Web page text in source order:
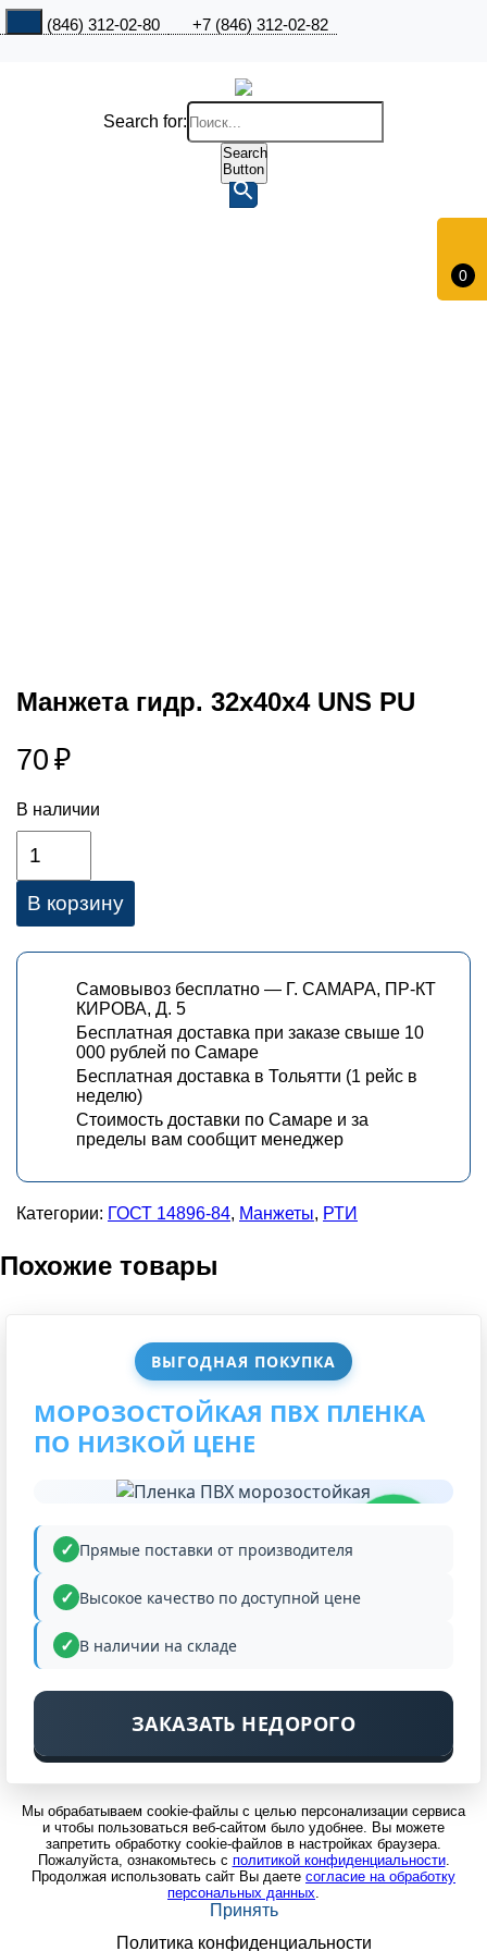
+7 (846) 312-02-80 +7 (846) 312-02-82
0
Search for:
Search
Button
ВЫГОДНАЯ ПОКУПКА
МОРОЗОСТОЙКАЯ ПВХ ПЛЕНКА
ПО НИЗКОЙ ЦЕНЕ
Прямые поставки от производителя
Высокое качество по доступной цене
В наличии на складе
ЗАКАЗАТЬ НЕДОРОГО
Манжета гидр. 32х40х4 UNS PU
70 ₽
В наличии
В корзину
Самовывоз бесплатно — Г. САМАРА, ПР-КТ
КИРОВА, Д. 5
Бесплатная доставка при заказе свыше 10
000 рублей по Самаре
Бесплатная доставка в Тольятти (1 рейс в
неделю)
Стоимость доставки по Самаре и за
пределы вам сообщит менеджер
Категории: ГОСТ 14896-84, Манжеты, РТИ
Похожие товары
Мы обрабатываем cookie-файлы с целью персонализации сервиса
и чтобы пользоваться веб-сайтом было удобнее. Вы можете
запретить обработку cookie-файлов в настройках браузера.
Пожалуйста, ознакомьтесь с политикой конфиденциальности.
Продолжая использовать сайт Вы даете согласие на обработку
персональных данных.
Принять
Политика конфиденциальности